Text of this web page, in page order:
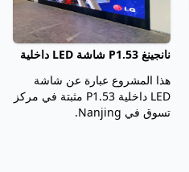
نانجينغ P1.53 شاشة LED داخلية
هذا المشروع عبارة عن شاشة
LED داخلية P1.53 مثبتة في مركز
تسوق في Nanjing.